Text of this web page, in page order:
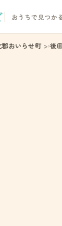
おうちで見つか
郡おいらせ町 後